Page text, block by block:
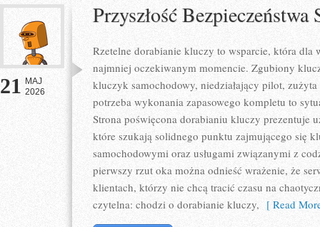
21 MAJ
2026
Przyszłość Bezpieczeństwa
Rzetelne dorabianie kluczy to wsparcie, która dla
najmniej oczekiwanym momencie. Zgubiony
kluczyk samochodowy, niedziałający pilot,
potrzeba wykonania zapasowego kompletu to
Strona poświęcona dorabianiu kluczy prezentuje
które szukają solidnego punktu zajmującego się
samochodowymi oraz usługami związanymi z
pierwszy rzut oka można odnieść wrażenie, że
klientach, którzy nie chcą tracić czasu na
czytelna: chodzi o dorabianie kluczy, [ Read